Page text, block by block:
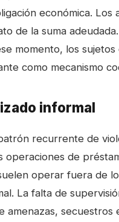
económica.
de la suma
momento, los
como mecanismo
informal
recurrente de
de
operar fuera de
La falta de
amenazas, secuestros